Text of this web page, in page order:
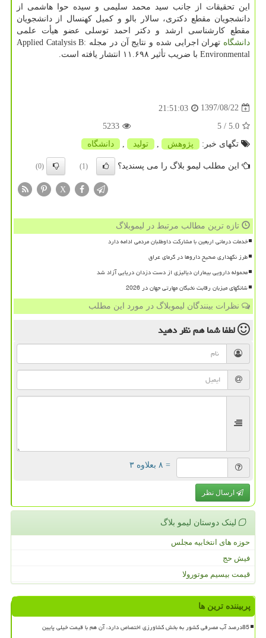
این تحقیقات از جانب سید محمد سلیمی و سیده حوا هاشمی از
دانشجویان مقطع دكتری، سالار بالو و كمیل كهنسال از دانشجویان
مقطع كارشناسی ارشد و دكتر احمد توسلی عضو هیأت علمی
دانشگاه
تهران اجرایی شده و نتایج آن در مجله Applied Catalysis B:
Environmental با ضریب تأثیر ۱۱.۶۹۸ انتشار یافته است.
1397/08/22
21:51:03
5.0
/ 5
5233
تگهای خبر:
پژوهش تولید دانشگاه
این مطلب لیمو بلاگ را می پسندید؟ (1)
(0)
X
تازه ترین مطالب مرتبط در لیموبلاگ
خدمات درمانی اربعین با مشارکت داوطلبان مردمی ادامه دارد
طرز نگهداری صحیح داروها در گرمای عراق
محموله دارویی بیماران دیالیزی از دست دزدان دریایی آزاد شد
شانگهای میزبان رقابت نخبگان مهارتی جهان در 2026
نظرات بینندگان لیموبلاگ در مورد این مطلب
لطفا شما همنظر دهید
= ۸ بعلاوه ۳
ارسال نظر
لینک دوستان لیمو بلاگ
حوزه های انتخابیه مجلس
فیش حج
قیمت بیسیم موتورولا
پربیننده ترین ها
85درصد آب مصرفی کشور به بخش کشاورزی اختصاص دارد، آن هم با قیمت خیلی پایین